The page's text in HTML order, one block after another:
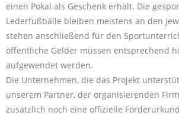
einen Pokal als Geschenk erhält. Die
Lederfußbälle bleiben meistens an den
stehen anschließend für den
öffentliche Gelder müssen entsprechend
aufgewendet werden.
Die Unternehmen, die das Projekt
unserem Partner, der organisierenden
zusätzlich noch eine offizielle